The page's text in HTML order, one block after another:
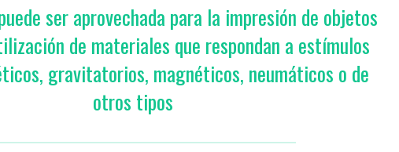
ser aprovechada para la impresión de objetos
de materiales que respondan a estímulos
gravitatorios, magnéticos, neumáticos o de
otros tipos